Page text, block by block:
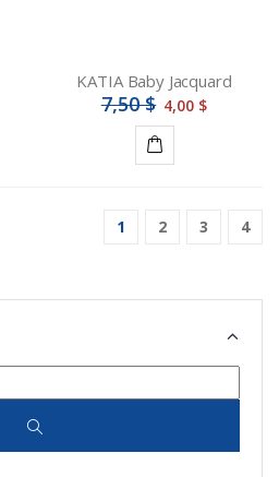
KATIA Baby Jacquard
7,50 $ 4,00 $
1 2 3 4